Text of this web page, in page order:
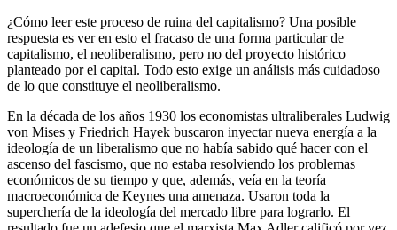
¿Cómo leer este proceso de ruina del capitalismo? Una posible
respuesta es ver en esto el fracaso de una forma particular de
capitalismo, el neoliberalismo, pero no del proyecto histórico
planteado por el capital. Todo esto exige un análisis más cuidadoso
de lo que constituye el neoliberalismo.
En la década de los años 1930 los economistas ultraliberales Ludwig
von Mises y Friedrich Hayek buscaron inyectar nueva energía a la
ideología de un liberalismo que no había sabido qué hacer con el
ascenso del fascismo, que no estaba resolviendo los problemas
económicos de su tiempo y que, además, veía en la teoría
macroeconómica de Keynes una amenaza. Usaron toda la
superchería de la ideología del mercado libre para lograrlo. El